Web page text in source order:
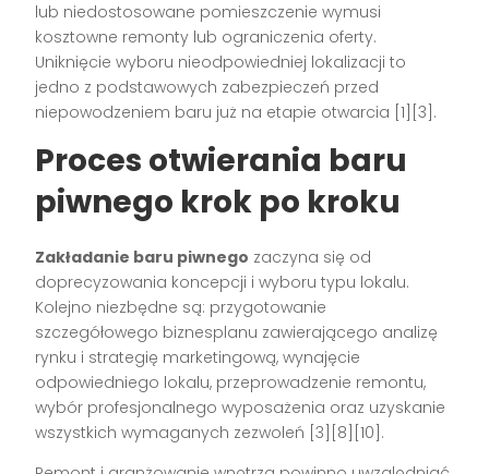
lub niedostosowane pomieszczenie wymusi
kosztowne remonty lub ograniczenia oferty.
Uniknięcie wyboru nieodpowiedniej lokalizacji to
jedno z podstawowych zabezpieczeń przed
niepowodzeniem baru już na etapie otwarcia [1][3] .
Proces otwierania baru
piwnego krok po kroku
Zakładanie baru piwnego zaczyna się od
doprecyzowania koncepcji i wyboru typu lokalu.
Kolejno niezbędne są: przygotowanie
szczegółowego biznesplanu zawierającego analizę
rynku i strategię marketingową, wynajęcie
odpowiedniego lokalu, przeprowadzenie remontu,
wybór profesjonalnego wyposażenia oraz uzyskanie
wszystkich wymaganych zezwoleń [3][8][10] .